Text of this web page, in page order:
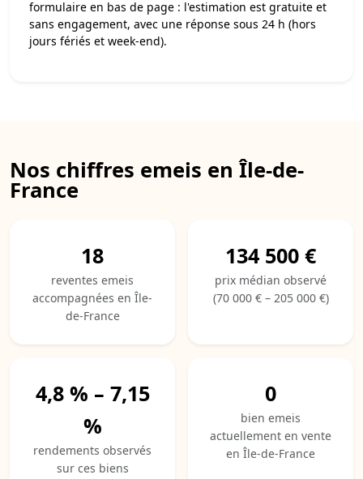
formulaire en bas de page : l'estimation est gratuite et
sans engagement, avec une réponse sous 24 h (hors
jours fériés et week-end).
Nos chiffres emeis en Île-de-
France
18
reventes emeis
accompagnées en Île-
de-France
134 500 €
prix médian observé
(70 000 € – 205 000 €)
4,8 % – 7,15
%
rendements observés
sur ces biens
0
bien emeis
actuellement en vente
en Île-de-France